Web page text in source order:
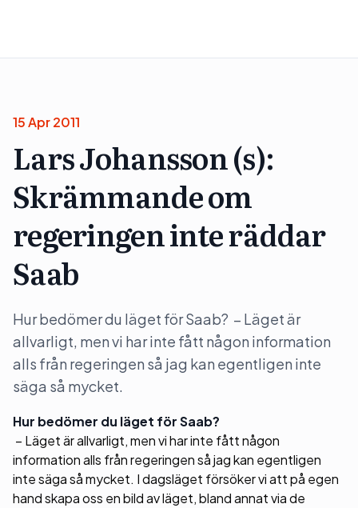
15 Apr 2011
Lars Johansson (s):
Skrämmande om
regeringen inte räddar
Saab
Hur bedömer du läget för Saab? – Läget är
allvarligt, men vi har inte fått någon information
alls från regeringen så jag kan egentligen inte
säga så mycket.
Hur bedömer du läget för Saab?
– Läget är allvarligt, men vi har inte fått någon
information alls från regeringen så jag kan egentligen
inte säga så mycket. I dagsläget försöker vi att på egen
hand skapa oss en bild av läget, bland annat via de